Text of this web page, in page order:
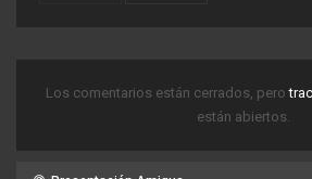
Los comentarios están cerrados, pero
están abiertos.